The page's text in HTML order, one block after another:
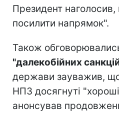
Президент
посилити напрямок".
Також
"далекобійних
держави зауважив,
НПЗ досягнуті
анонсував